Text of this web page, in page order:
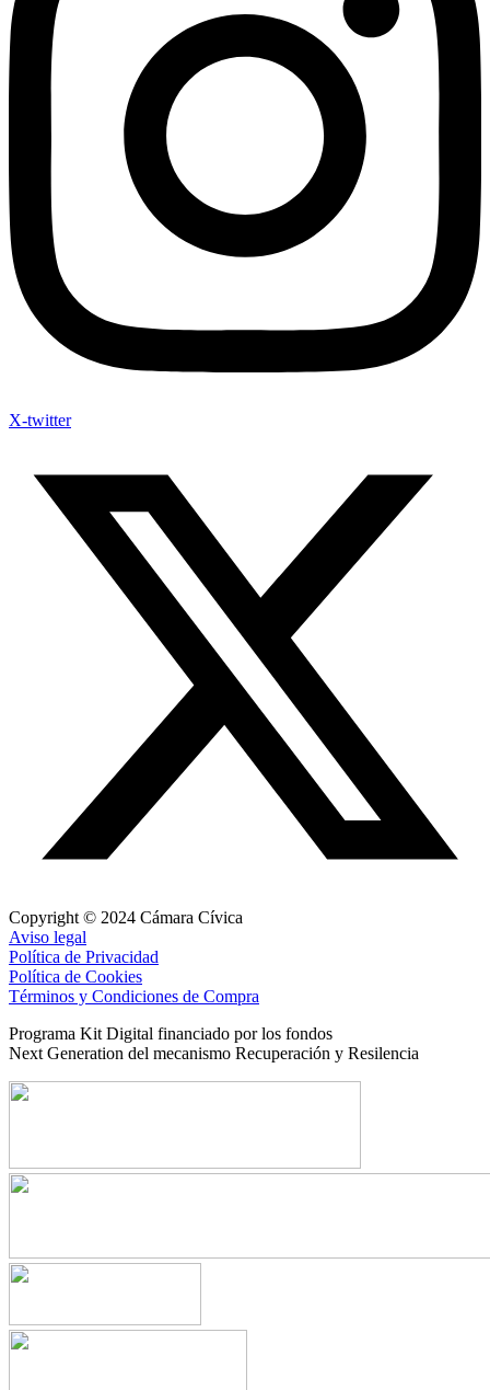
X-twitter
Copyright © 2024 Cámara Cívica
Aviso legal
Política de Privacidad
Política de Cookies
Términos y Condiciones de Compra
Programa Kit Digital financiado por los fondos
Next Generation del mecanismo Recuperación y Resilencia